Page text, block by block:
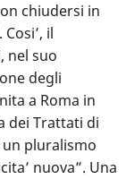
chiudersi in
il
nel suo
degli
a Roma in
dei Trattati di
pluralismo
nuova”. Una